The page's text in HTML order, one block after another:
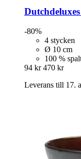
Dutchdeluxes
-80%
4 stycken
Ø 10 cm
100 %
94 kr 470 kr
Leverans till 17.